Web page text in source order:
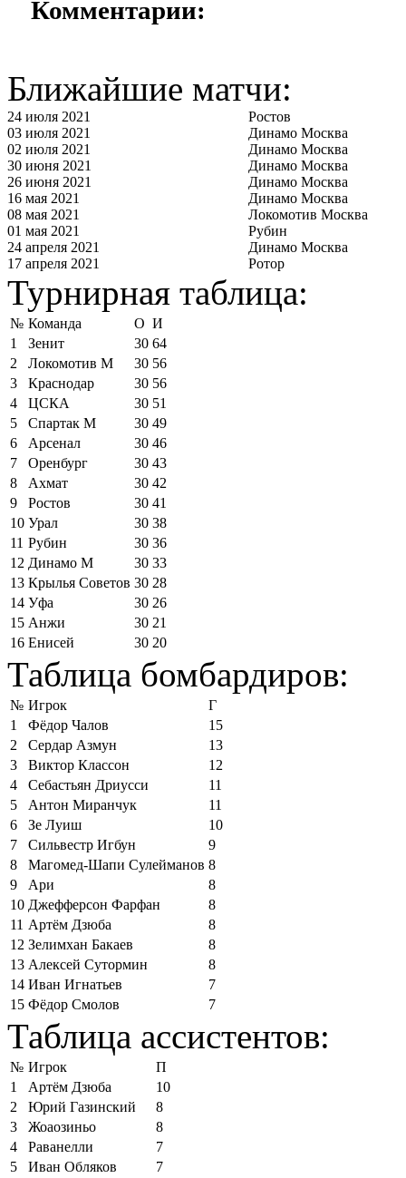
Комментарии:
Ближайшие матчи:
24 июля 2021
Ростов
03 июля 2021
Динамо Москва
02 июля 2021
Динамо Москва
30 июня 2021
Динамо Москва
26 июня 2021
Динамо Москва
16 мая 2021
Динамо Москва
08 мая 2021
Локомотив Москва
01 мая 2021
Рубин
24 апреля 2021
Динамо Москва
17 апреля 2021
Ротор
Турнирная таблица:
№ Команда О И
1
Зенит 30 64
2
Локомотив М 30 56
3
Краснодар 30 56
4
ЦСКА 30 51
5
Спартак М 30 49
6
Арсенал 30 46
7
Оренбург 30 43
8
Ахмат 30 42
9
Ростов 30 41
10 Урал 30 38
11 Рубин 30 36
12 Динамо М 30 33
13 Крылья Советов 30 28
14 Уфа 30 26
15 Анжи 30 21
16 Енисей 30 20
Таблица бомбардиров:
№ Игрок
Г
1
Фёдор Чалов
15
2
Сердар Азмун
13
3
Виктор Классон
12
4
Себастьян Дриусси
11
5
Антон Миранчук
11
6
Зе Луиш
10
7
Сильвестр Игбун
9
8
Магомед-Шапи Сулейманов 8
9
Ари
8
10 Джефферсон Фарфан
8
11 Артём Дзюба
8
12 Зелимхан Бакаев
8
13 Алексей Сутормин
8
14 Иван Игнатьев
7
15 Фёдор Смолов 7
Таблица ассистентов:
№ Игрок
П
1
Артём Дзюба
10
2
Юрий Газинский
8
3
Жоаозиньо
8
4
Раванелли
7
5
Иван Обляков
7